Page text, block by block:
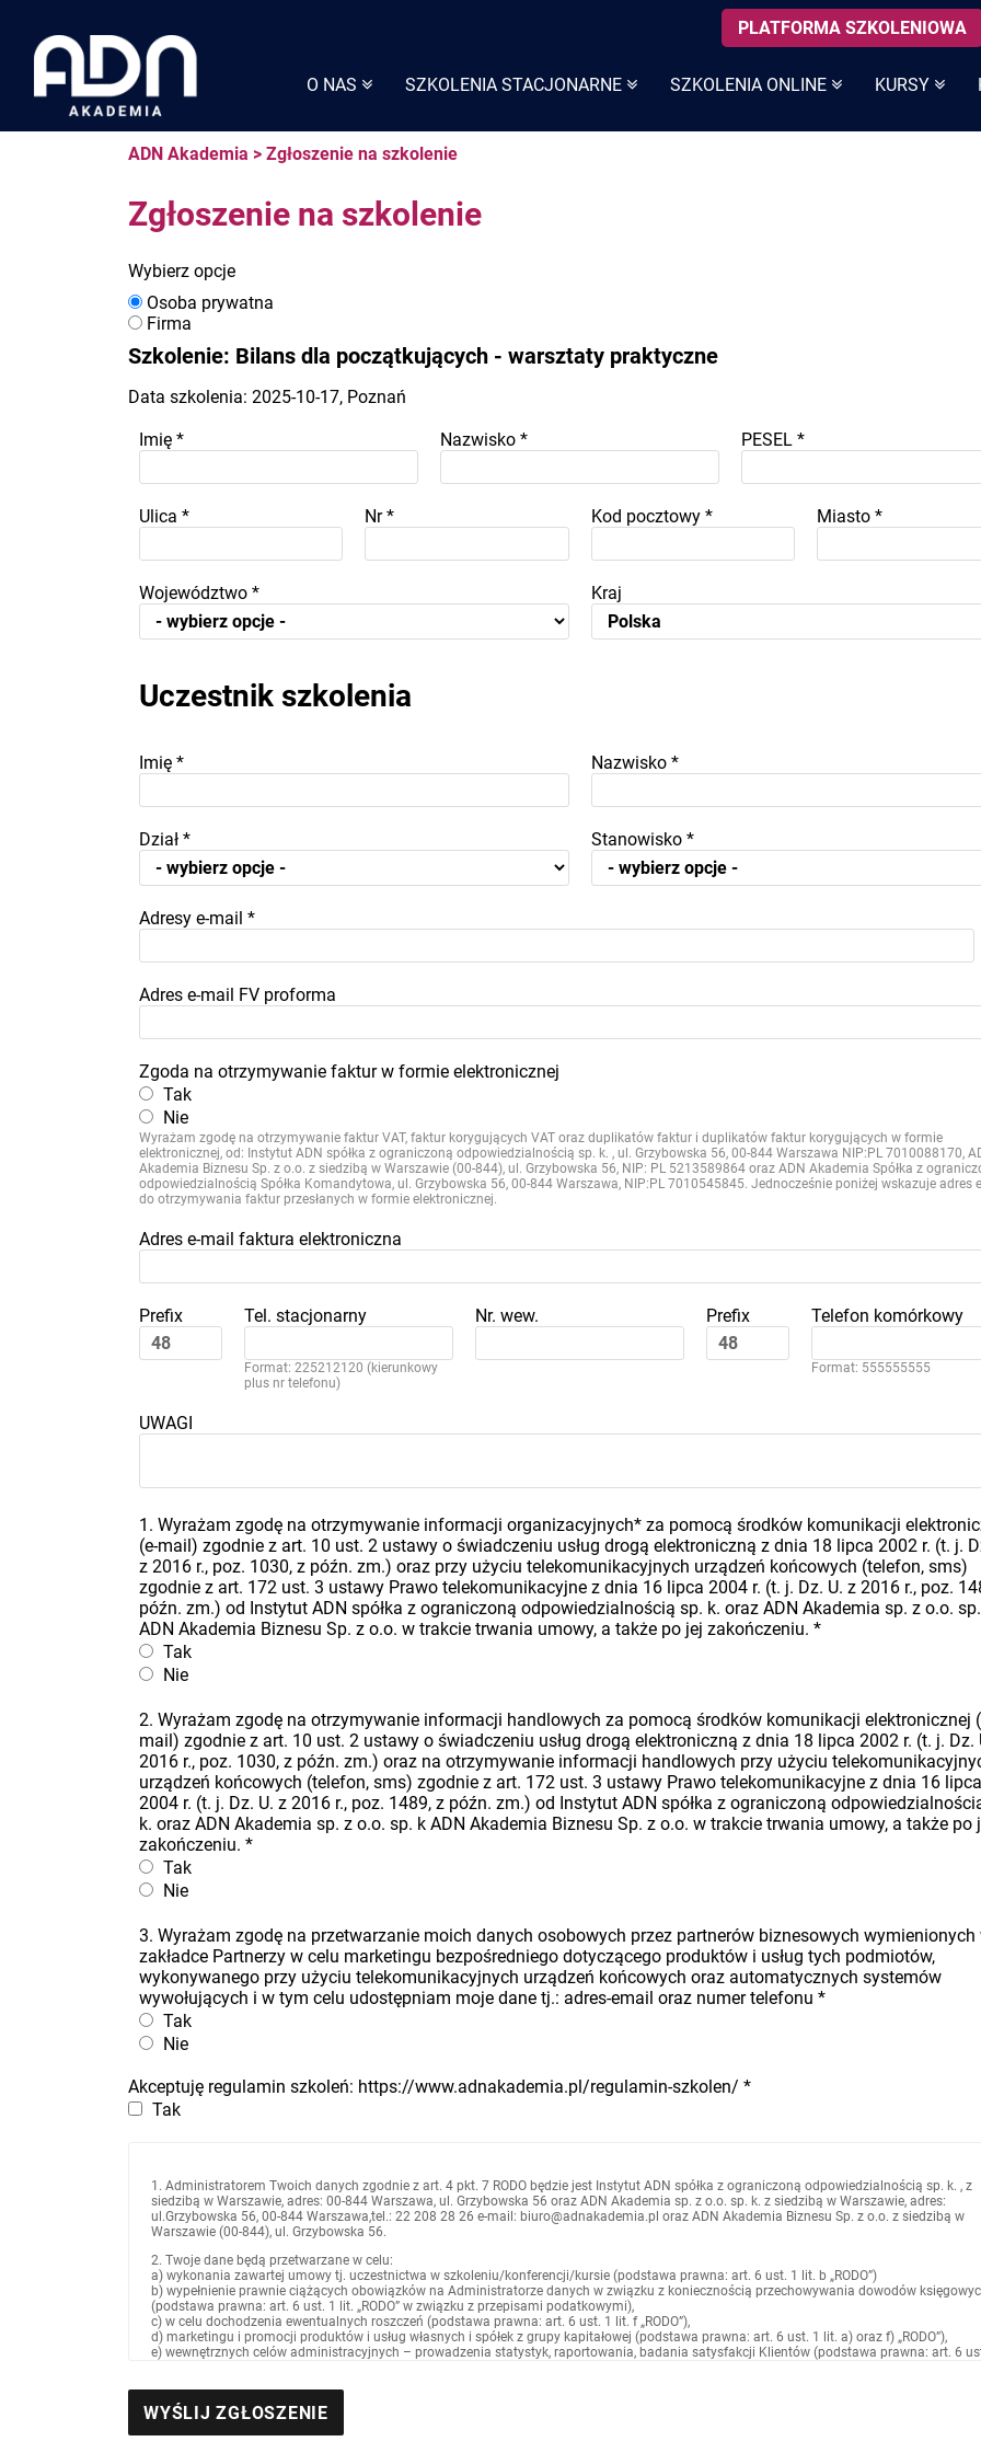
O NAS SZKOLENIA STACJONARNE SZKOLENIA ONLINE KURSY
content
PLATFORMA SZKOLENIOWA
ADN Akademia > Zgłoszenie na szkolenie
Zgłoszenie na szkolenie
Wybierz opcje
Osoba prywatna
Firma
Szkolenie: Bilans dla początkujących - warsztaty praktyczne
Data szkolenia: 2025-10-17, Poznań
Imię * Nazwisko * PESEL *
Ulica * Nr* Kod pocztowy * Miasto *
Województwo * Kraj
Uczestnik szkolenia
Imię * Nazwisko *
Dział * Stanowisko *
Adresy e-mail *
Adres e-mail FV proforma
Zgoda na otrzymywanie faktur w formie elektronicznej
Tak
Nie
Wyrażam zgodę na otrzymywanie faktur VAT, faktur korygujących VAT oraz duplikatów faktur i duplikatów faktur korygujących w formie
elektronicznej, od: Instytut ADN spółka z ograniczoną odpowiedzialnością sp. k. , ul. Grzybowska 56, 00-844 Warszawa NIP:PL 7010088170,
Akademia Biznesu Sp. z o.o. z siedzibą w Warszawie (00-844), ul. Grzybowska 56, NIP: PL 5213589864 oraz ADN Akademia Spółka z
odpowiedzialnością Spółka Komandytowa, ul. Grzybowska 56, 00-844 Warszawa, NIP:PL 7010545845. Jednocześnie poniżej wskazuje adres
do otrzymywania faktur przesłanych w formie elektronicznej.
Adres e-mail faktura elektroniczna
Prefix Tel. stacjonarny
Format: 225212120 (kierunkowy
plus nr telefonu)
Nr. wew. Prefix Telefon komórkowy
Format: 555555555
UWAGI
1. Wyrażam zgodę na otrzymywanie informacji organizacyjnych* za pomocą środków komunikacji
(e-mail) zgodnie z art. 10 ust. 2 ustawy o świadczeniu usług drogą elektroniczną z dnia 18 lipca 2002 r. (t. j.
z 2016 r., poz. 1030, z późn. zm.) oraz przy użyciu telekomunikacyjnych urządzeń końcowych (telefon, sms)
zgodnie z art. 172 ust. 3 ustawy Prawo telekomunikacyjne z dnia 16 lipca 2004 r. (t. j. Dz. U. z 2016 r., poz.
późn. zm.) od Instytut ADN spółka z ograniczoną odpowiedzialnością sp. k. oraz ADN Akademia sp. z o.o.
ADN Akademia Biznesu Sp. z o.o. w trakcie trwania umowy, a także po jej zakończeniu. *
Tak
Nie
2. Wyrażam zgodę na otrzymywanie informacji handlowych za pomocą środków komunikacji elektronicznej
mail) zgodnie z art. 10 ust. 2 ustawy o świadczeniu usług drogą elektroniczną z dnia 18 lipca 2002 r. (t. j. Dz.
2016 r., poz. 1030, z późn. zm.) oraz na otrzymywanie informacji handlowych przy użyciu
urządzeń końcowych (telefon, sms) zgodnie z art. 172 ust. 3 ustawy Prawo telekomunikacyjne z dnia 16 lipca
2004 r. (t. j. Dz. U. z 2016 r., poz. 1489, z późn. zm.) od Instytut ADN spółka z ograniczoną
k. oraz ADN Akademia sp. z o.o. sp. k ADN Akademia Biznesu Sp. z o.o. w trakcie trwania umowy, a także po
zakończeniu. *
Tak
Nie
3. Wyrażam zgodę na przetwarzanie moich danych osobowych przez partnerów biznesowych wymienionych
zakładce Partnerzy w celu marketingu bezpośredniego dotyczącego produktów i usług tych podmiotów,
wykonywanego przy użyciu telekomunikacyjnych urządzeń końcowych oraz automatycznych systemów
wywołujących i w tym celu udostępniam moje dane tj.: adres-email oraz numer telefonu *
Tak
Nie
Akceptuję regulamin szkoleń: https://www.adnakademia.pl/regulamin-szkolen/ *
Tak
1. Administratorem Twoich danych zgodnie z art. 4 pkt. 7 RODO będzie jest Instytut ADN spółka z ograniczoną odpowiedzialnością sp. k. , z
siedzibą w Warszawie, adres: 00-844 Warszawa, ul. Grzybowska 56 oraz ADN Akademia sp. z o.o. sp. k. z siedzibą w Warszawie, adres:
ul.Grzybowska 56, 00-844 Warszawa,tel.: 22 208 28 26 e-mail: biuro@adnakademia.pl oraz ADN Akademia Biznesu Sp. z o.o. z siedzibą w
Warszawie (00-844), ul. Grzybowska 56.
2. Twoje dane będą przetwarzane w celu:
a) wykonania zawartej umowy tj. uczestnictwa w szkoleniu/konferencji/kursie (podstawa prawna: art. 6 ust. 1 lit. b „RODO”)
b) wypełnienie prawnie ciążących obowiązków na Administratorze danych w związku z koniecznością przechowywania dowodów
(podstawa prawna: art. 6 ust. 1 lit. „RODO” w związku z przepisami podatkowymi),
c) w celu dochodzenia ewentualnych roszczeń (podstawa prawna: art. 6 ust. 1 lit. f „RODO”),
d) marketingu i promocji produktów i usług własnych i spółek z grupy kapitałowej (podstawa prawna: art. 6 ust. 1 lit. a) oraz f) „RODO”),
e) wewnętrznych celów administracyjnych – prowadzenia statystyk, raportowania, badania satysfakcji Klientów (podstawa prawna: art. 6
3. Odbiorcami Twoich danych osobowych w związku z realizacją celów wskazanych w pkt. 2 mogą być:
a) osoby upoważnione przez Administratora – pracownicy oraz współpracownicy